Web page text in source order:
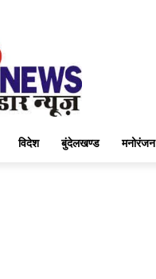
विदेश बुंदेलखण्ड मनोरंजन